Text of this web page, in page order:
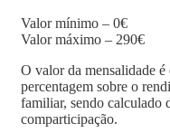
Valor mínimo – 0€
Valor máximo – 290€
O valor da mensalidade
percentagem sobre o
familiar, sendo calculado
comparticipação.